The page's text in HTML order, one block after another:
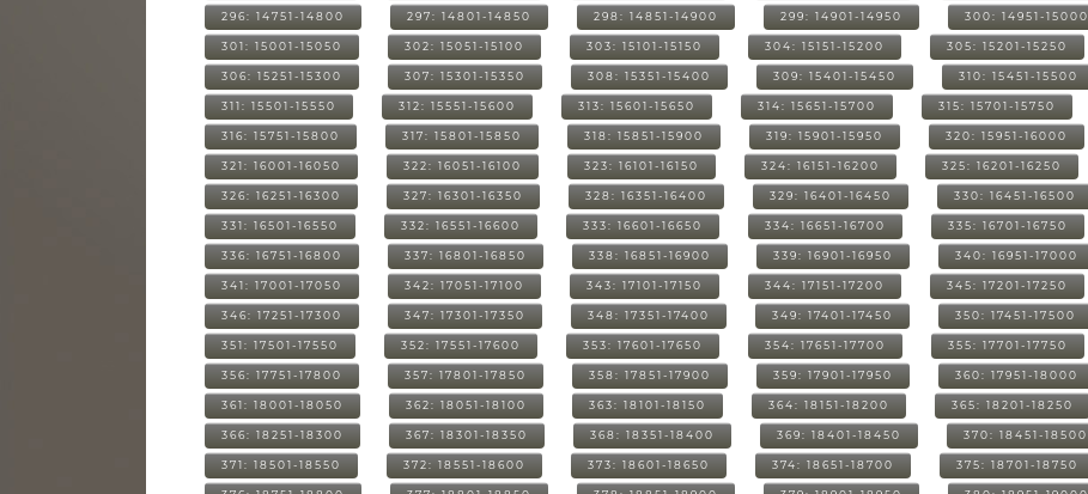
296: 14751-14800 297: 14801-14850 298: 14851-14900 299: 14901-14950 300: 14951-15000
301: 15001-15050 302: 15051-15100 303: 15101-15150 304: 15151-15200 305: 15201-15250
306: 15251-15300 307: 15301-15350 308: 15351-15400 309: 15401-15450 310: 15451-15500
311: 15501-15550 312: 15551-15600 313: 15601-15650 314: 15651-15700 315: 15701-15750
316: 15751-15800 317: 15801-15850 318: 15851-15900 319: 15901-15950 320: 15951-16000
321: 16001-16050 322: 16051-16100 323: 16101-16150 324: 16151-16200 325: 16201-16250
326: 16251-16300 327: 16301-16350 328: 16351-16400 329: 16401-16450 330: 16451-16500
331: 16501-16550 332: 16551-16600 333: 16601-16650 334: 16651-16700 335: 16701-16750
336: 16751-16800 337: 16801-16850 338: 16851-16900 339: 16901-16950 340: 16951-17000
341: 17001-17050 342: 17051-17100 343: 17101-17150 344: 17151-17200 345: 17201-17250
346: 17251-17300 347: 17301-17350 348: 17351-17400 349: 17401-17450 350: 17451-17500
351: 17501-17550 352: 17551-17600 353: 17601-17650 354: 17651-17700 355: 17701-17750
356: 17751-17800 357: 17801-17850 358: 17851-17900 359: 17901-17950 360: 17951-18000
361: 18001-18050 362: 18051-18100 363: 18101-18150 364: 18151-18200 365: 18201-18250
366: 18251-18300 367: 18301-18350 368: 18351-18400 369: 18401-18450 370: 18451-18500
371: 18501-18550 372: 18551-18600 373: 18601-18650 374: 18651-18700 375: 18701-18750